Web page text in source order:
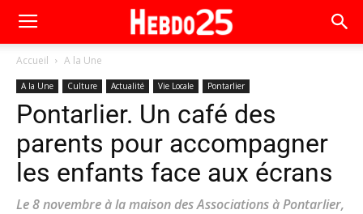
Accueil A la Une
A la Une Culture Actualité Vie Locale Pontarlier
Pontarlier. Un café des
parents pour accompagner
les enfants face aux écrans
Le 8 novembre à la maison des Associations à Pontarlier,